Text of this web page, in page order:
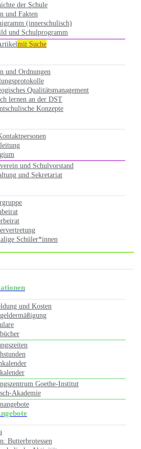
der Schule
und Fakten
(innerschulisch)
und Schulprogramm
mit Suche
und Ordnungen
Qualitätsmanagement
lernen an der DST
Konzepte
und Schulvorstand
und Sekretariat
Schüler*innen
und Kosten
Goethe-Institut
Akademie
Butterbrotessen